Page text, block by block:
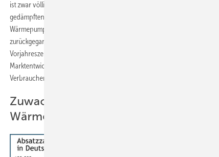
ist zwar völlig unklar, die Hersteller blicken aber trotzdem laut BDH mit
gedämpften Erwartungen ins Jahr 2024. Die Nachfrage nach
Wärmepumpen sei in der zweiten Jahreshälfte 2023 deutlich
zurückgegangen und zum Jahresende 2023 unter das Niveau des
Vorjahreszeitraums zurückgefallen. Andererseits sieht der BDH in der
Marktentwicklung des letzten Jahres das zunehmende Interesse der
Verbraucher an klimafreundlichen Heizungslösungen bestätigt.
Zuwachs nur bei Luft/Wasser-
Wärmepumpen